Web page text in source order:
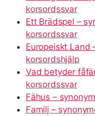
korsordssvar
Ett Brädspel –
korsordssvar
Europeiskt Land
korsordshjälp
Vad betyder
korsordssvar
Fähus –
Familj –